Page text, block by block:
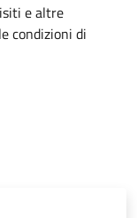
e altre
condizioni di